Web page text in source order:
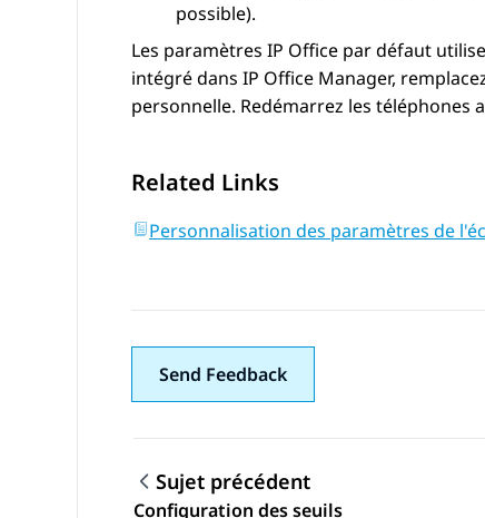
possible).
Les paramètres IP Office par défaut
intégré dans IP Office Manager,
personnelle. Redémarrez les téléphones
Related Links
Personnalisation des paramètres de
Send Feedback
Sujet précédent
Configuration des seuils